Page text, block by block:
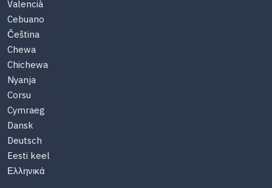
Valencià
Cebuano
Čeština
Chewa
Chichewa
Nyanja
Corsu
Cymraeg
Dansk
Deutsch
Eesti keel
Ελληνικά